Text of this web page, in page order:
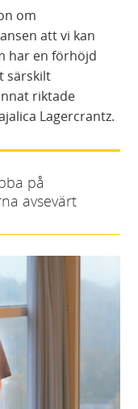
om
att vi kan
har en förhöjd
särskilt
riktade
Lagercrantz.
på
avsevärt